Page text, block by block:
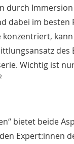
durch
dabei im besten
des
Wichtig ist
bietet beide
Expert:innen